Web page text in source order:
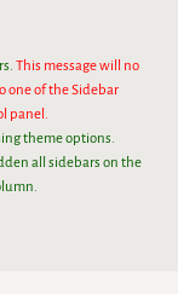
This message will no
one of the Sidebar
panel.
theme options.
all sidebars on the